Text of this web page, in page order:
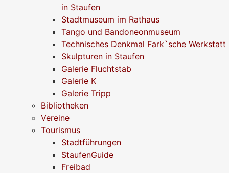
in Staufen
Stadtmuseum im Rathaus
Tango und Bandoneonmuseum
Technisches Denkmal Fark`sche Werkstatt
Skulpturen in Staufen
Galerie Fluchtstab
Galerie K
Galerie Tripp
Bibliotheken
Vereine
Tourismus
Stadtführungen
StaufenGuide
Freibad